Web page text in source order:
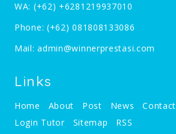
WA: (+62) +6281219937010
Phone: (+62) 081808133086
Mail:admin@winnerprestasi.com
Links
Home About Post News Contact
Login Tutor
Sitemap RSS